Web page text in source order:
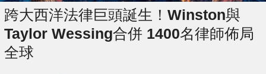
跨大西洋法律巨頭誕生！Winston與
Taylor Wessing合併 1400名律師佈局
全球